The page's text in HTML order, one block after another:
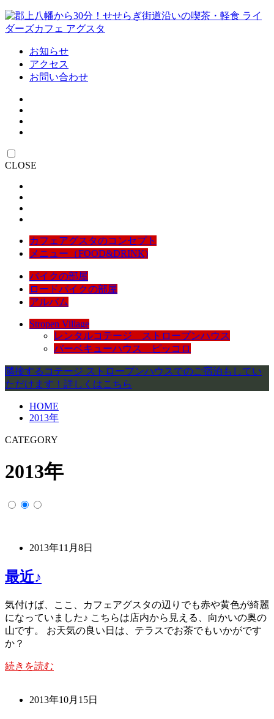
お知らせ
アクセス
お問い合わせ
CLOSE
カフェアグスタのコンセプト
メニュー（FOOD&DRINK)
バイクの部屋
ロードバイクの部屋
アルバム
Stropen Village
レンタルコテージ ストロープンハウス
バーベキューハウス ピッコロ
隣接するコテージ ストロープンハウスでのご宿泊もしてい
ただけます！詳しくはこちら
HOME
2013年
CATEGORY
2013年
2013年11月8日
最近♪
気付けば、ここ、カフェアグスタの辺りでも赤や黄色が綺麗
になっていました♪ こちらは店内から見える、向かいの奥の
山です。 お天気の良い日は、テラスでお茶でもいかがです
か？
続きを読む
2013年10月15日